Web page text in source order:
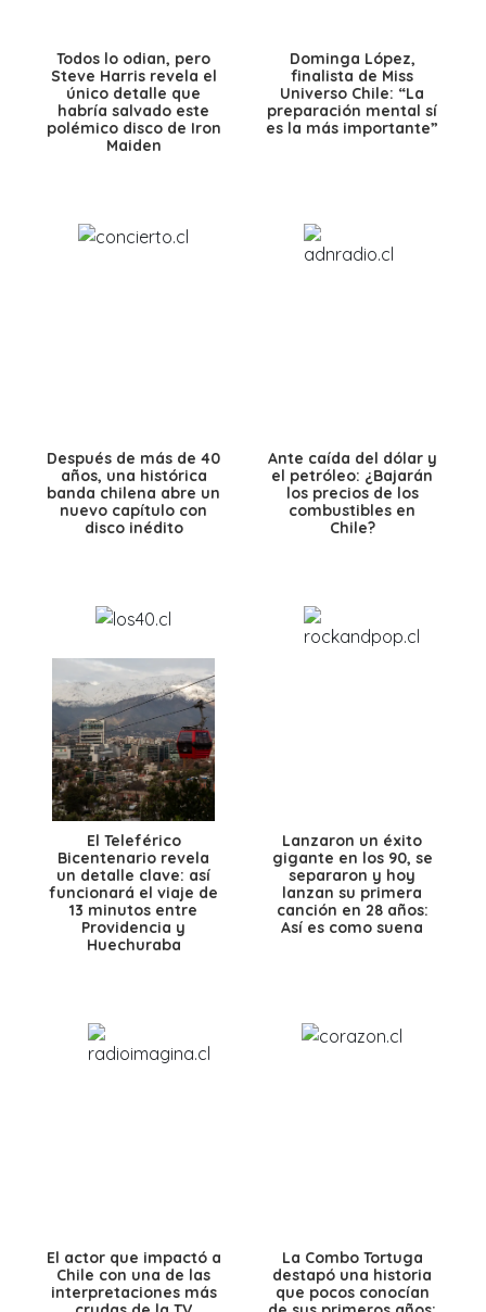
Todos lo odian, pero
Steve Harris revela el
único detalle que
habría salvado este
polémico disco de Iron
Maiden
Dominga López,
finalista de Miss
Universo Chile: “La
preparación mental sí
es la más importante”
Después de más de 40
años, una histórica
banda chilena abre un
nuevo capítulo con
disco inédito
Ante caída del dólar y
el petróleo: ¿Bajarán
los precios de los
combustibles en
Chile?
El Teleférico
Bicentenario revela
un detalle clave: así
funcionará el viaje de
13 minutos entre
Providencia y
Huechuraba
Lanzaron un éxito
gigante en los 90, se
separaron y hoy
lanzan su primera
canción en 28 años:
Así es como suena
El actor que impactó a
Chile con una de las
interpretaciones más
La Combo Tortuga
destapó una historia
que pocos conocían